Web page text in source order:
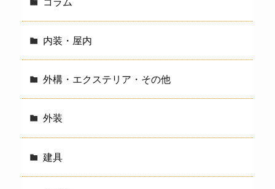
内装・屋内
外構・エクステリア・その他
外装
建具